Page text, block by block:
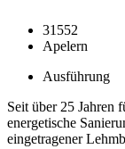
31552
Apelern
Ausführung
Seit über 25 Jahren
energetische
eingetragener